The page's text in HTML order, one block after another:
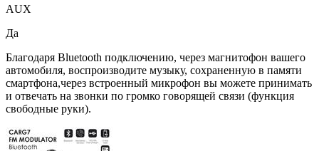
AUX
Да
Благодаря Bluetooth подключению, через магнитофон вашего
автомобиля, воспроизводите музыку, сохраненную в памяти
смартфона,через встроенный микрофон вы можете принимать
и отвечать на звонки по громко говорящей связи (функция
свободные руки).